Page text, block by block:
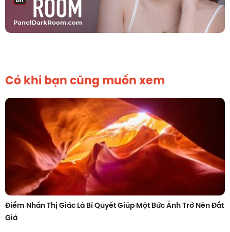
Có khi bạn cũng muốn xem
Điểm Nhấn Thị Giác Là Bí Quyết Giúp Một Bức Ảnh Trở Nên Đắt
Giá